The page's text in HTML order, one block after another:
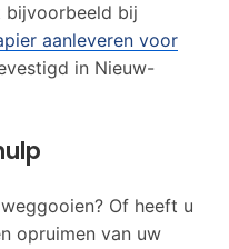
bijvoorbeeld bij
aanleveren voor
in Nieuw-
Of heeft u
opruimen van uw